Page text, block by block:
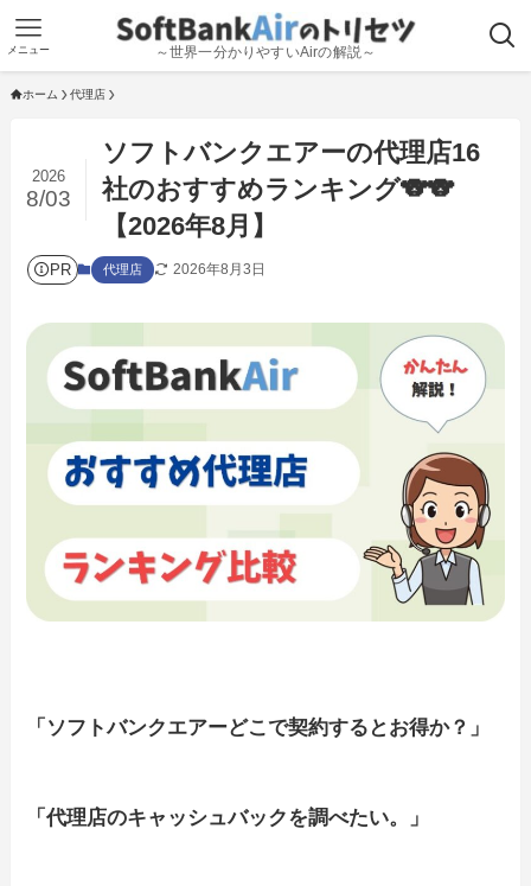
～世界一分かりやすいAirの解説～
メニュー
ホーム 代理店
ソフトバンクエアーの代理店16
社のおすすめランキング🐨🐨
【2026年8月】
2026
8/03
PR 代理店 2026年8月3日
「ソフトバンクエアーどこで契約するとお得か？」
「代理店のキャッシュバックを調べたい。」